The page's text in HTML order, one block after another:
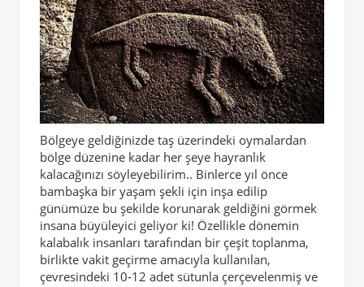
Bölgeye geldiğinizde taş üzerindeki oymalardan
bölge düzenine kadar her şeye hayranlık
kalacağınızı söyleyebilirim.. Binlerce yıl önce
bambaşka bir yaşam şekli için inşa edilip
günümüze bu şekilde korunarak geldiğini görmek
insana büyüleyici geliyor ki! Özellikle dönemin
kalabalık insanları tarafından bir çeşit toplanma,
birlikte vakit geçirme amacıyla kullanılan,
çevresindeki 10-12 adet sütunla çerçevelenmiş ve